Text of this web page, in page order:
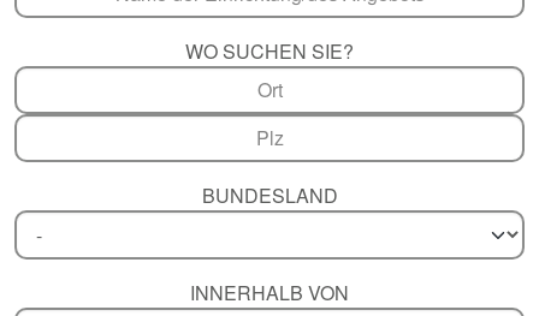
WO SUCHEN SIE?
BUNDESLAND
INNERHALB VON